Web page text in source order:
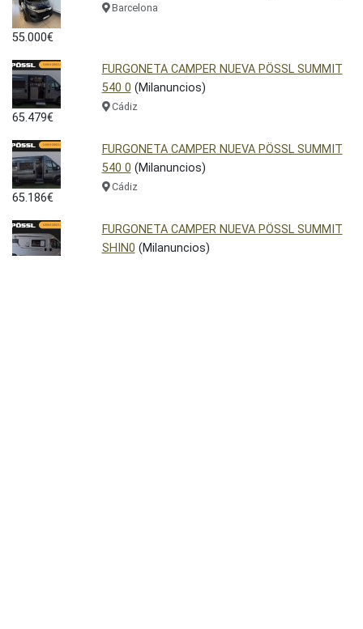
55.000€
Barcelona
65.479€
FURGONETA CAMPER NUEVA PÖSSL SUMMIT
540 0 (Milanuncios)
Cádiz
65.186€
FURGONETA CAMPER NUEVA PÖSSL SUMMIT
540 0 (Milanuncios)
Cádiz
FURGONETA CAMPER NUEVA PÖSSL SUMMIT
SHIN0 (Milanuncios)